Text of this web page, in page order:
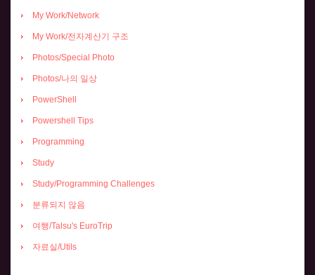
My Work/Network
My Work/전자계산기 구조
Photos/Special Photo
Photos/나의 일상
PowerShell
Powershell Tips
Programming
Study
Study/Programming Challenges
분류되지 않음
여행/Talsu's EuroTrip
자료실/Utils